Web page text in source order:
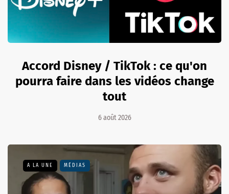
Accord Disney / TikTok : ce qu'on
pourra faire dans les vidéos change
tout
6 août 2026
A LA UNE MÉDIAS